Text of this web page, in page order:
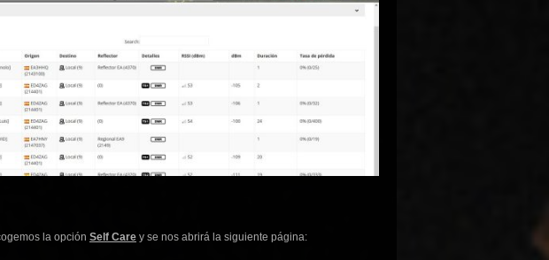
la opción Self Care y se nos abrirá la siguiente página: